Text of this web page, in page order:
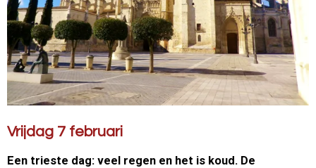
Vrijdag 7 februari
Een trieste dag: veel regen en het is koud. De